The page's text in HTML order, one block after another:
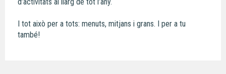
I tot això per a tots: menuts, mitjans i grans. I per a tu
també!